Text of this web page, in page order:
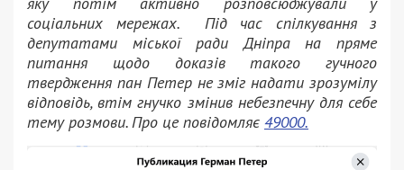
соціальних мережах. Під час спілкування з
депутатами міської ради Дніпра на пряме
питання щодо доказів такого гучного
твердження пан Петер не зміг надати зрозумілу
відповідь, втім гнучко змінив небезпечну для себе
тему розмови. Про це повідомляє 49000.